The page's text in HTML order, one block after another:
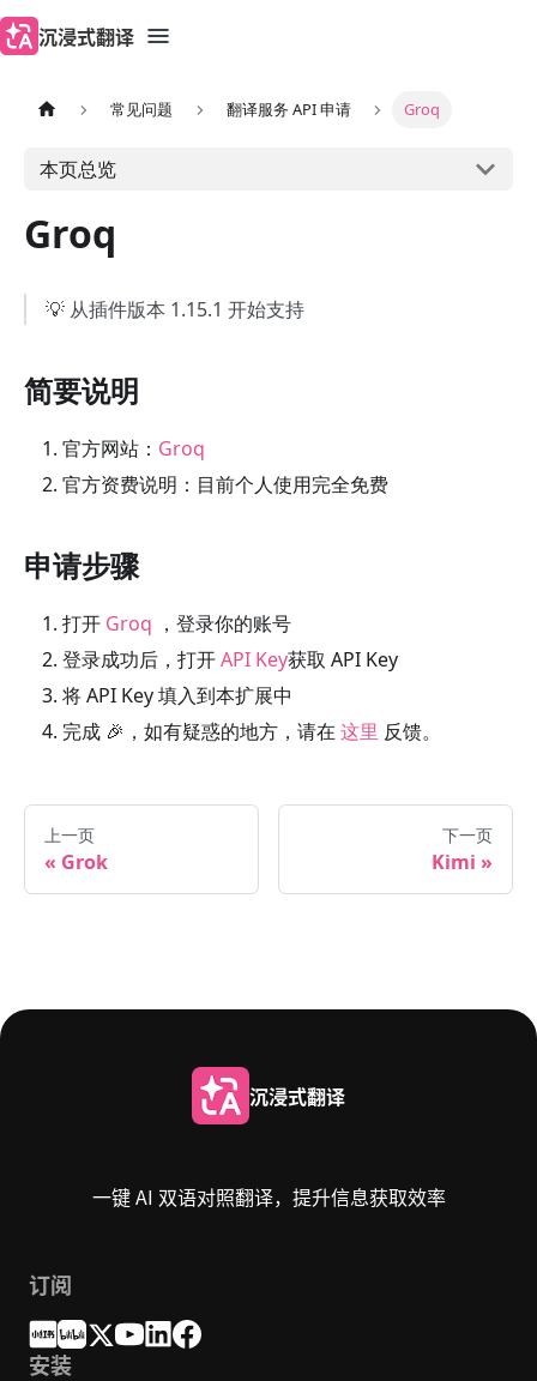
沉浸式翻译
常见问题 翻译服务 API 申请 Groq
本页总览
Groq
💡 从插件版本 1.15.1 开始支持
简要说明
官方网站： Groq
官方资费说明：目前个人使用完全免费
申请步骤
打开 Groq ，登录你的账号
登录成功后，打开API Key获取 API Key
将 API Key 填入到本扩展中
完成 🎉，如有疑惑的地方，请在 这里 反馈。
上一页
Grok
下一页
Kimi
沉浸式翻译
一键 AI 双语对照翻译，提升信息获取效率
订阅
安装